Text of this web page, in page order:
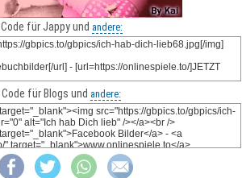
Code für Jappy und andere:
Code für Blogs und andere: